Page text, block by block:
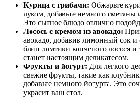
Курица с грибами: Обжарьте
луком, добавьте немного сметаны
Это сытное блюдо отлично
Лосось с кремом из авокадо:
авокадо, добавив лимонный сок
блин ломтики копченого лосося и
станет настоящим деликатесом.
Фрукты и йогурт: Для легкого
свежие фрукты, такие как
добавьте немного йогурта. Это
украсит ваш стол.